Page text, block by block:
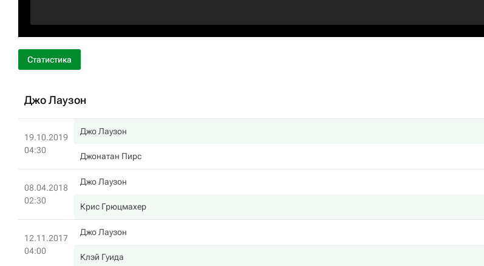
Статистика
Джо Лаузон
19.10.2019
04:30
Джо Лаузон
Джонатан Пирс
08.04.2018
02:30
Джо Лаузон
Крис Грюцмахер
12.11.2017
04:00
Джо Лаузон
Клэй Гуида